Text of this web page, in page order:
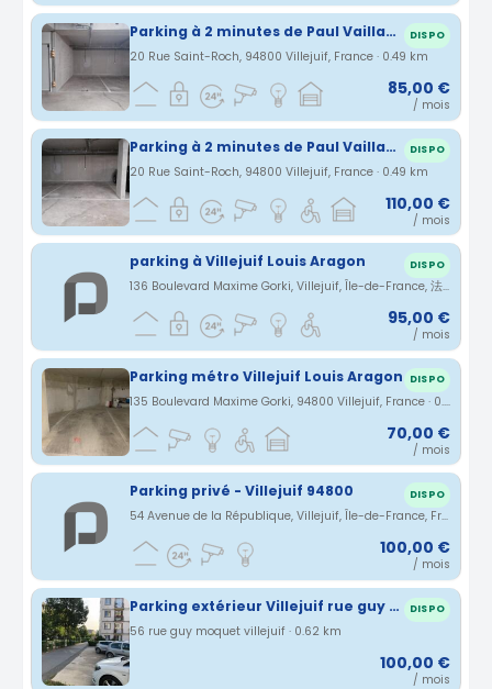
Parking à 2 minutes de Paul Vaillant Couturier (ligne 7) DISPO
20 Rue Saint-Roch, 94800 Villejuif, France · 0.49 km
85,00 €
/ mois
Parking à 2 minutes de Paul Vaillant Couturier (ligne 7) DISPO
20 Rue Saint-Roch, 94800 Villejuif, France · 0.49 km
110,00 €
/ mois
parking à Villejuif Louis Aragon DISPO
136 Boulevard Maxime Gorki, Villejuif, Île-de-France, 法国 · 0.56 km
95,00 €
/ mois
Parking métro Villejuif Louis Aragon DISPO
135 Boulevard Maxime Gorki, 94800 Villejuif, France · 0.58 km
70,00 €
/ mois
Parking privé - Villejuif 94800 DISPO
54 Avenue de la République, Villejuif, Île-de-France, France · 0.6 km
100,00 €
/ mois
Parking extérieur Villejuif rue guy moquet (94) DISPO
56 rue guy moquet villejuif · 0.62 km
100,00 €
/ mois